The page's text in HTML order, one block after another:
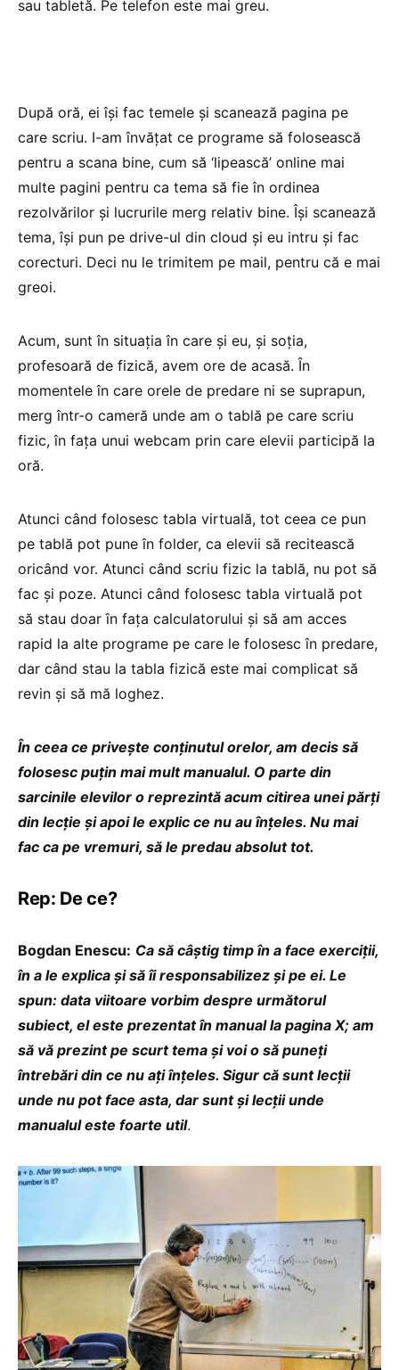
sau tabletă. Pe telefon este mai greu.
După oră, ei își fac temele și scanează pagina pe
care scriu. I-am învățat ce programe să folosească
pentru a scana bine, cum să ‘lipească’ online mai
multe pagini pentru ca tema să fie în ordinea
rezolvărilor și lucrurile merg relativ bine. Își scanează
tema, își pun pe drive-ul din cloud și eu intru și fac
corecturi. Deci nu le trimitem pe mail, pentru că e mai
greoi.
Acum, sunt în situația în care și eu, și soția,
profesoară de fizică, avem ore de acasă. În
momentele în care orele de predare ni se suprapun,
merg într-o cameră unde am o tablă pe care scriu
fizic, în fața unui webcam prin care elevii participă la
oră.
Atunci când folosesc tabla virtuală, tot ceea ce pun
pe tablă pot pune în folder, ca elevii să recitească
oricând vor. Atunci când scriu fizic la tablă, nu pot să
fac și poze. Atunci când folosesc tabla virtuală pot
să stau doar în fața calculatorului și să am acces
rapid la alte programe pe care le folosesc în predare,
dar când stau la tabla fizică este mai complicat să
revin și să mă loghez.
În ceea ce privește conținutul orelor, am decis să
folosesc puțin mai mult manualul. O parte din
sarcinile elevilor o reprezintă acum citirea unei părți
din lecție și apoi le explic ce nu au înțeles. Nu mai
fac ca pe vremuri, să le predau absolut tot.
Rep: De ce?
Bogdan Enescu: Ca să câștig timp în a face exerciții,
în a le explica și să îi responsabilizez și pe ei. Le
spun: data viitoare vorbim despre următorul
subiect, el este prezentat în manual la pagina X; am
să vă prezint pe scurt tema și voi o să puneți
întrebări din ce nu ați înțeles. Sigur că sunt lecții
unde nu pot face asta, dar sunt și lecții unde
manualul este foarte util.